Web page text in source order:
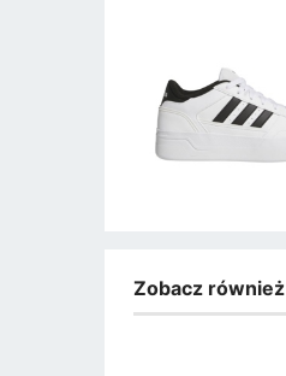
Zobacz również